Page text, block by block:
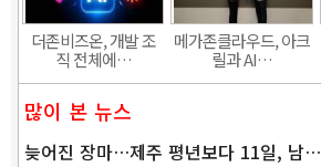
더존비즈온, 개발 조
직 전체에…
메가존클라우드, 아크
릴과 AI…
많이 본 뉴스
늦어진 장마…제주 평년보다 11일, 남…